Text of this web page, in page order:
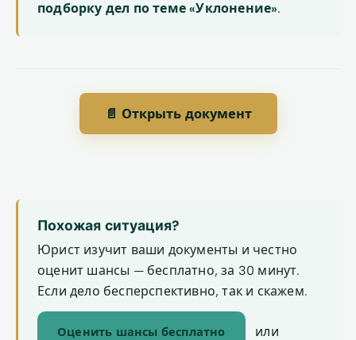
подборку дел по теме «Уклонение».
📄 Открыть документ
Похожая ситуация?
Юрист изучит ваши документы и честно
оценит шансы — бесплатно, за 30 минут.
Если дело бесперспективно, так и скажем.
Оценить шансы бесплатно или